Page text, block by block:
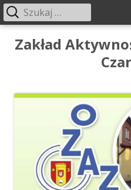
Przeskocz
Zakład
Menu
główne
Szukaj: